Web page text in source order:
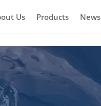
Us Products News